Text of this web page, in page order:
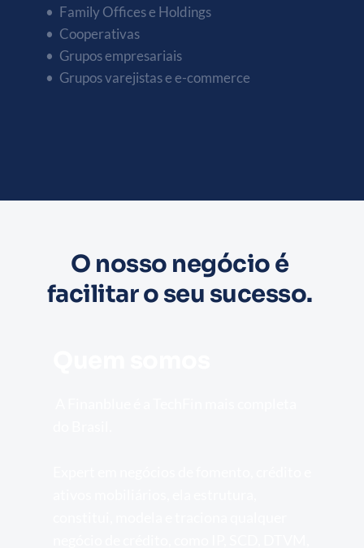
Family Offices e Holdings
Cooperativas
Grupos empresariais
Grupos varejistas e e-commerce
O nosso negócio é
facilitar o seu sucesso.